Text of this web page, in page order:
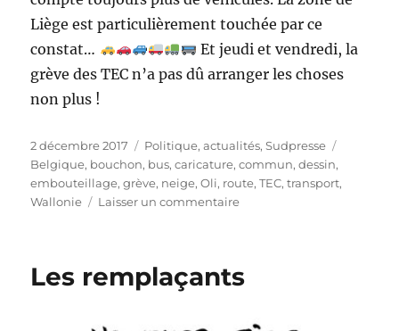
Liège est particulièrement touchée par ce
constat…
Et jeudi et vendredi, la
grève des TEC n’a pas dû arranger les choses
non plus !
Publié
le
2 décembre 2017 Catégories
Politique, actualités,Sudpresse
Belgique, bouchon, bus,caricature,commun,dessin,
embouteillage,grève, neige,Oli, route,TEC,transport,
Wallonie
Laisser un commentairesur
Les remplaçants